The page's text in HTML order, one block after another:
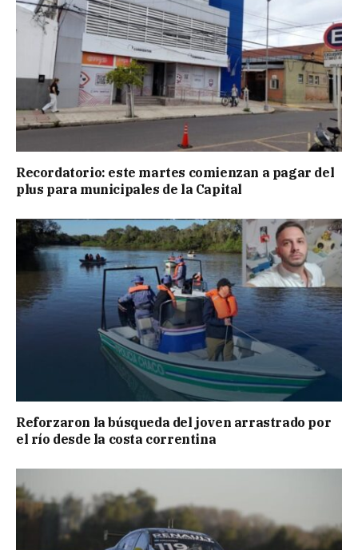
Recordatorio: este martes comienzan a pagar del
plus para municipales de la Capital
Reforzaron la búsqueda del joven arrastrado por
el río desde la costa correntina